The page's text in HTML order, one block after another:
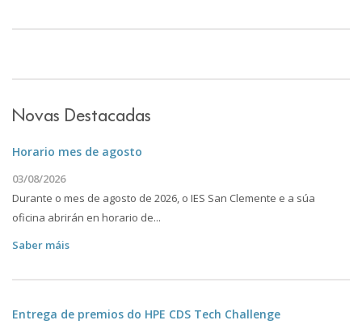
Novas Destacadas
Horario mes de agosto
03/08/2026
Durante o mes de agosto de 2026, o IES San Clemente e a súa
oficina abrirán en horario de...
Saber máis
Entrega de premios do HPE CDS Tech Challenge